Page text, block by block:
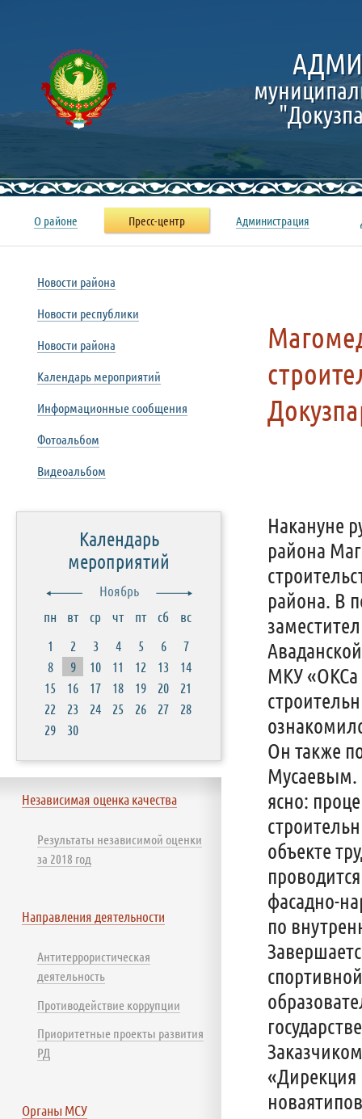
Накануне
района
района. В
МКУ «ОКСа
Он также
Мусаевым.
ясно:
объекте
фасадно-
по
«Дирекция
Новости района
Новости республики
Новости района
Календарь мероприятий
Информационные сообщения
Фотоальбом
Видеоальбом
Календарь
мероприятий
Ноябрь
пн
вт ср чт пт сб
вс
1
2 3 4 5 6
7
8
9 10 11 12 13
14
15
16 17 18 19 20
21
22
23 24 25 26 27
28
29
30
Независимая оценка качества
Результаты независимой оценки
за 2018 год
Направления деятельности
Антитеррористическая
деятельность
Противодействие коррупции
Приоритетные проекты развития
РД
Органы МСУ
О районе Пресс-центр Администрация